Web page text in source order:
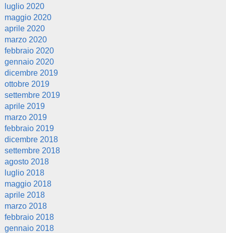
luglio 2020
maggio 2020
aprile 2020
marzo 2020
febbraio 2020
gennaio 2020
dicembre 2019
ottobre 2019
settembre 2019
aprile 2019
marzo 2019
febbraio 2019
dicembre 2018
settembre 2018
agosto 2018
luglio 2018
maggio 2018
aprile 2018
marzo 2018
febbraio 2018
gennaio 2018